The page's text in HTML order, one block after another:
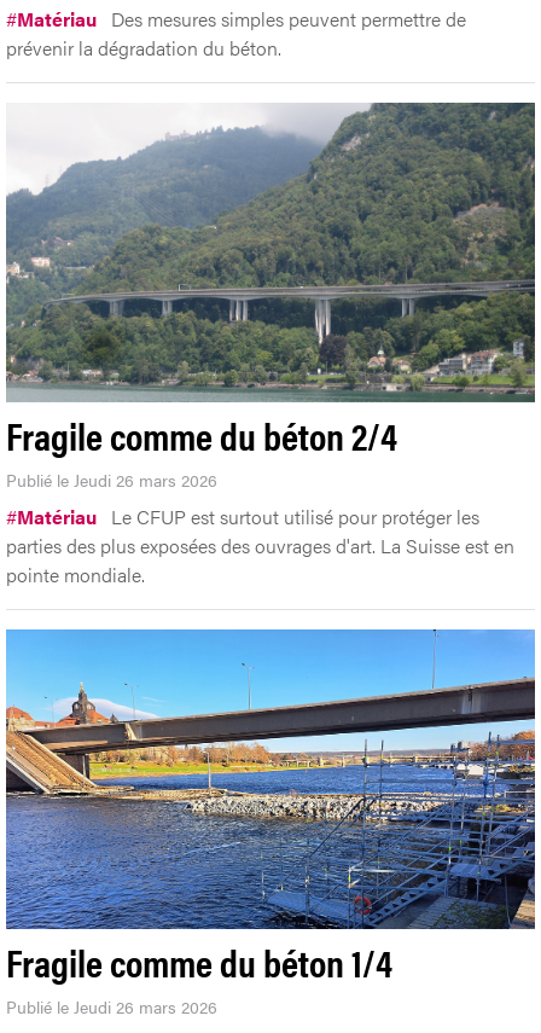
#Matériau Des mesures simples peuvent permettre de
prévenir la dégradation du béton.
Fragile comme du béton 2/4
Publié le Jeudi 26 mars 2026
#Matériau Le CFUP est surtout utilisé pour protéger les
parties des plus exposées des ouvrages d'art. La Suisse est en
pointe mondiale.
Fragile comme du béton 1/4
Publié le Jeudi 26 mars 2026